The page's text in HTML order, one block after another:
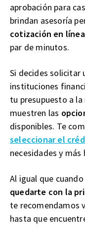
aprobación para
brindan asesoría
cotización en línea
par de minutos.
Si decides solicitar
instituciones
tu presupuesto a
muestren las
disponibles. Te
seleccionar el
necesidades y
Al igual que
quedarte con la
te recomendamos
hasta que